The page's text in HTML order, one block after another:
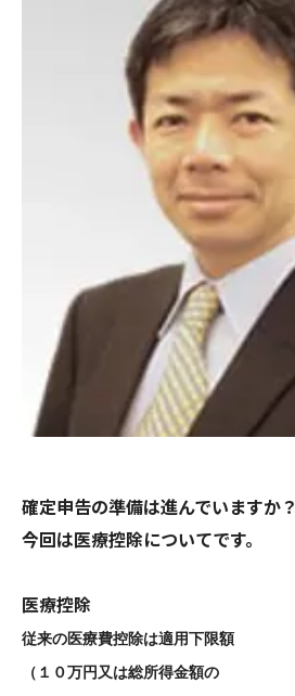
確定申告の準備は進んでいますか？
今回は医療控除についてです。
医療控除
従来の医療費控除は適用下限額
（１０万円又は総所得金額の